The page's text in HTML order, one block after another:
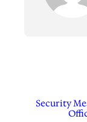
Security